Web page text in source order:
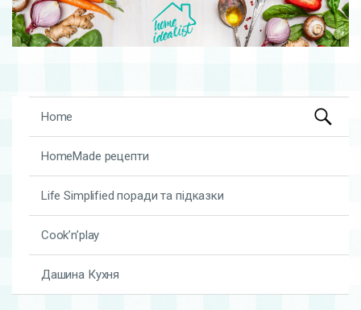
Skip to content
Home
HomeMade рецепти
Life Simplified поради та підказки
Cook’n’play
Дашина Кухня
Search
for: